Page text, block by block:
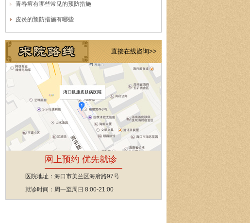
青春痘有哪些常见的预防措施
皮炎的预防措施有哪些
直接在线咨询>>
网上预约 优先就诊
医院地址：海口市美兰区海府路97号
就诊时间：周一至周日 8:00-21:00